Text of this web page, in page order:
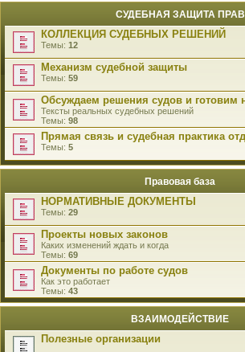
СУДЕБНАЯ ЗАЩИТА ПРАВ
КОЛЛЕКЦИЯ СУДЕБНЫХ РЕШЕНИЙ
Темы: 12
Механизм судебной защиты
Темы: 59
Обсуждаем решения судов и готовим
Тексты реальных судебных решений
Темы: 98
Прямая связь и судебная практика
Темы: 5
Правовая база
НОРМАТИВНЫЕ ДОКУМЕНТЫ
Темы: 29
Проекты новых законов
Каких изменений ждать и когда
Темы: 69
Документы по работе судов
Как это работает
Темы: 43
ВЗАИМОДЕЙСТВИЕ
Полезные организации